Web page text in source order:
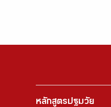
หลักสูตรปฐมวัย